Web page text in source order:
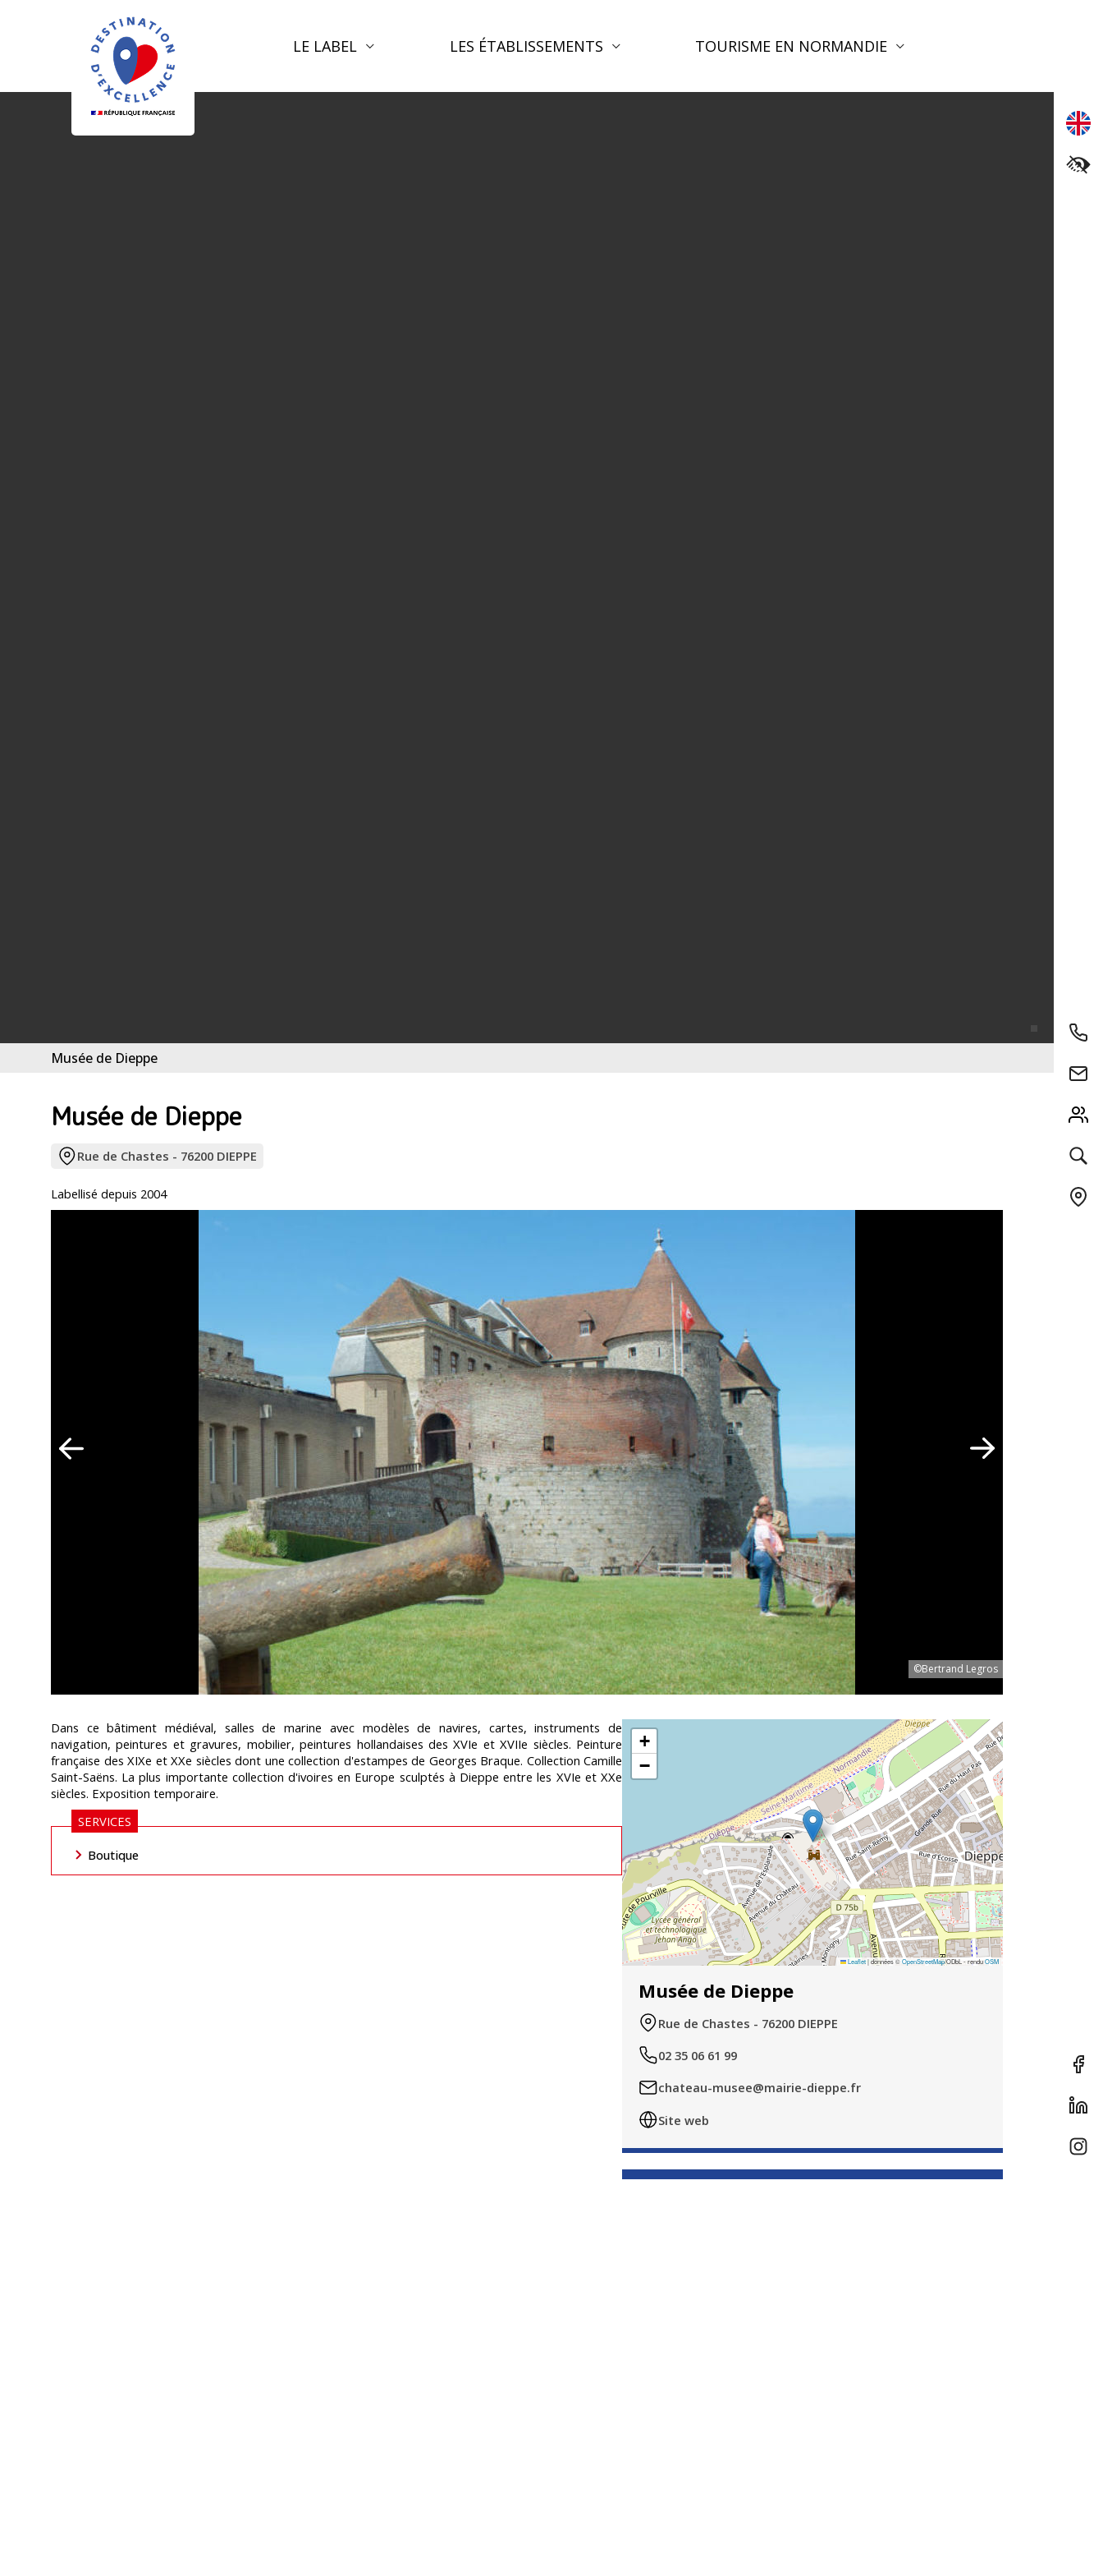
LE LABEL LES ÉTABLISSEMENTS TOURISME EN NORMANDIE
Musée de Dieppe
Musée de Dieppe
Rue de Chastes - 76200 DIEPPE
Labellisé depuis 2004
©Bertrand Legros
Dans ce bâtiment médiéval, salles de marine avec modèles de navires, cartes, instruments de
navigation, peintures et gravures, mobilier, peintures hollandaises des XVIe et XVIIe siècles. Peinture
française des XIXe et XXe siècles dont une collection d'estampes de Georges Braque. Collection Camille
Saint-Saëns. La plus importante collection d'ivoires en Europe sculptés à Dieppe entre les XVIe et XXe
siècles. Exposition temporaire.
SERVICES
Boutique
+
−
Leaflet|données ©OpenStreetMap/ODbL - renduOSM
Musée de Dieppe
Rue de Chastes - 76200 DIEPPE
02 35 06 61 99
chateau-musee@mairie-dieppe.fr
Site web